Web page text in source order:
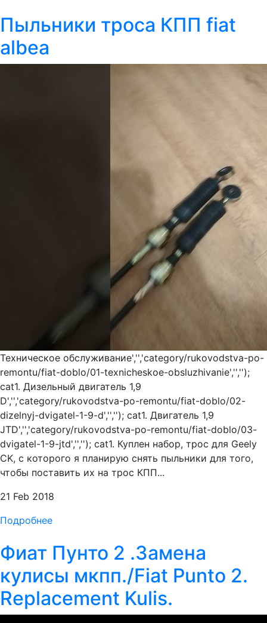
Пыльники троса КПП fiat
albea
Техническое обслуживание','','category/rukovodstva-po-
remontu/fiat-doblo/01-texnicheskoe-obsluzhivanie','','');
cat1. Дизельный двигатель 1,9
D','','category/rukovodstva-po-remontu/fiat-doblo/02-
dizelnyj-dvigatel-1-9-d','',''); cat1. Двигатель 1,9
JTD','','category/rukovodstva-po-remontu/fiat-doblo/03-
dvigatel-1-9-jtd','',''); cat1. Куплен набор, трос для Geely
CK, с которого я планирую снять пыльники для того,
чтобы поставить их на трос КПП...
21 Feb 2018
Подробнее
Фиат Пунто 2 .Замена
кулисы мкпп./Fiat Punto 2.
Replacement Kulis.